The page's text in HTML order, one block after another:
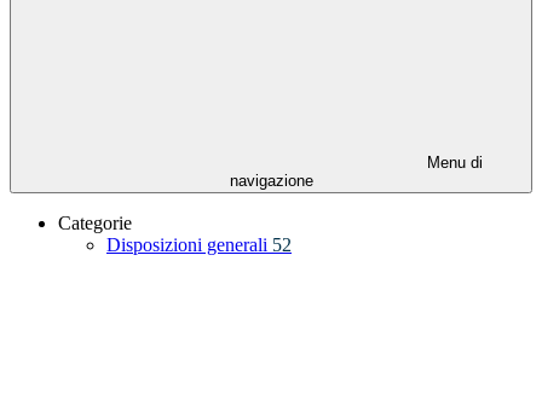
Menu di
navigazione
Categorie
Disposizioni generali 52